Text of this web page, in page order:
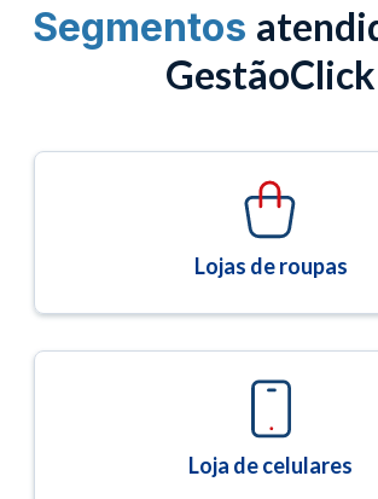
Segmentos
GestãoClick
Lojas de roupas
Loja de celulares